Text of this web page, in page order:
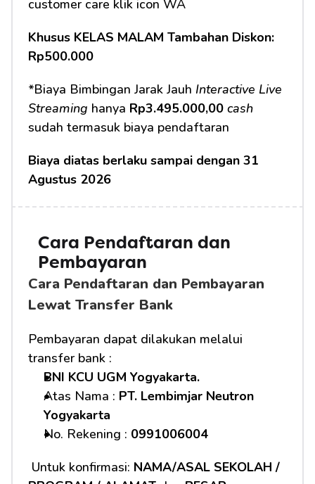
customer care klik icon WA
Khusus KELAS MALAM Tambahan Diskon:
Rp500.000
*Biaya Bimbingan Jarak Jauh Interactive Live
Streaming hanya Rp3.495.000,00 cash
sudah termasuk biaya pendaftaran
Biaya diatas berlaku sampai dengan 31
Agustus 2026
Cara Pendaftaran dan
Pembayaran
Cara Pendaftaran dan Pembayaran
Lewat Transfer Bank
Pembayaran dapat dilakukan melalui
transfer bank :
BNI KCU UGM Yogyakarta.
Atas Nama : PT. Lembimjar Neutron
Yogyakarta
No. Rekening : 0991006004
Untuk konfirmasi: NAMA/ASAL SEKOLAH /